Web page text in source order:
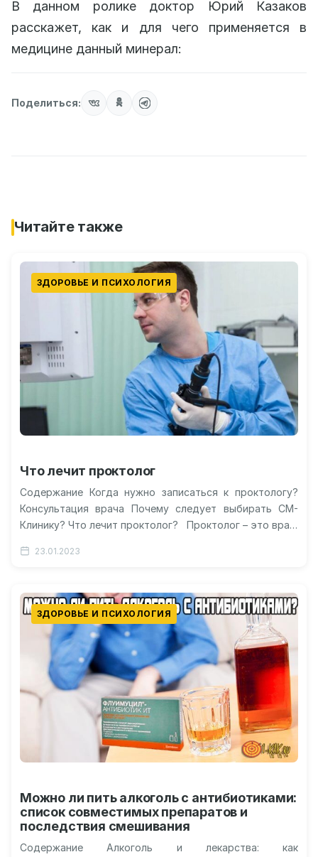
В данном ролике доктор Юрий Казаков
расскажет, как и для чего применяется в
медицине данный минерал:
Поделиться:
Читайте также
ЗДОРОВЬЕ И ПСИХОЛОГИЯ
Что лечит проктолог
Содержание Когда нужно записаться к проктологу?
Консультация врача Почему следует выбирать СМ-
Клинику? Что лечит проктолог? Проктолог – это врач,
23.01.2023
ЗДОРОВЬЕ И ПСИХОЛОГИЯ
Можно ли пить алкоголь с антибиотиками:
список совместимых препаратов и
последствия смешивания
Содержание Алкоголь и лекарства: как